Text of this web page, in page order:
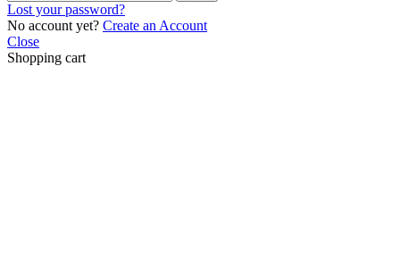
Lost your password?
No account yet? Create an Account
Close
Shopping cart